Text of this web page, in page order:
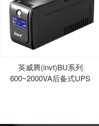
英威腾(invt)BU系列
600~2000VA后备式UPS